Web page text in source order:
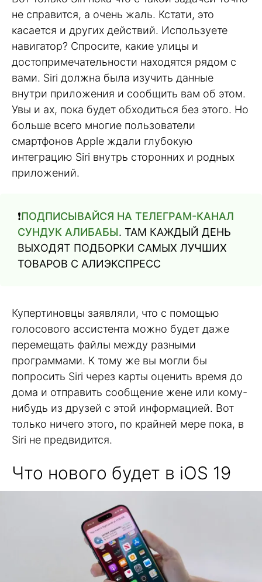
не справится, а очень жаль. Кстати, это
касается и других действий. Используете
навигатор? Спросите, какие улицы и
достопримечательности находятся рядом с
вами. Siri должна была изучить данные
внутри приложения и сообщить вам об этом.
Увы и ах, пока будет обходиться без этого. Но
больше всего многие пользователи
смартфонов Apple ждали глубокую
интеграцию Siri внутрь сторонних и родных
приложений.
❗️ПОДПИСЫВАЙСЯ НА ТЕЛЕГРАМ-КАНАЛ
СУНДУК АЛИБАБЫ. ТАМ КАЖДЫЙ ДЕНЬ
ВЫХОДЯТ ПОДБОРКИ САМЫХ ЛУЧШИХ
ТОВАРОВ С АЛИЭКСПРЕСС
Купертиновцы заявляли, что с помощью
голосового ассистента можно будет даже
перемещать файлы между разными
программами. К тому же вы могли бы
попросить Siri через карты оценить время до
дома и отправить сообщение жене или кому-
нибудь из друзей с этой информацией. Вот
только ничего этого, по крайней мере пока, в
Siri не предвидится.
Что нового будет в iOS 19